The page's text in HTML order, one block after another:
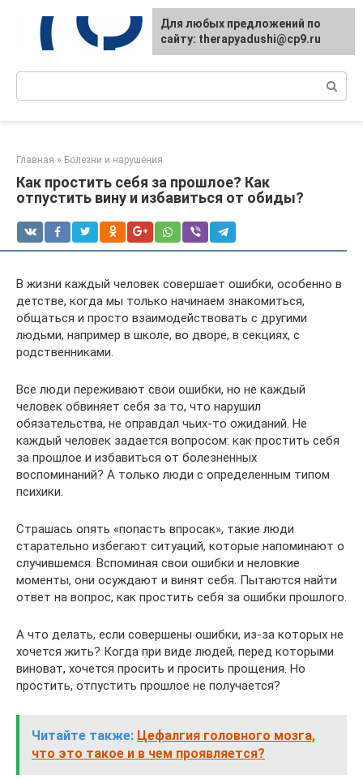
контенту
Главная » Болезни и нарушения
Как простить себя за прошлое? Как
отпустить вину и избавиться от обиды?
В жизни каждый человек совершает ошибки, особенно в
детстве, когда мы только начинаем знакомиться,
общаться и просто взаимодействовать с другими
людьми, например в школе, во дворе, в секциях, с
родственниками.
Все люди переживают свои ошибки, но не каждый
человек обвиняет себя за то, что нарушил
обязательства, не оправдал чьих-то ожиданий. Не
каждый человек задается вопросом: как простить себя
за прошлое и избавиться от болезненных
воспоминаний? А только люди с определенным типом
психики.
Страшась опять «попасть впросак», такие люди
старательно избегают ситуаций, которые напоминают о
случившемся. Вспоминая свои ошибки и неловкие
моменты, они осуждают и винят себя. Пытаются найти
ответ на вопрос, как простить себя за ошибки прошлого.
А что делать, если совершены ошибки, из-за которых не
хочется жить? Когда при виде людей, перед которыми
виноват, хочется просить и просить прощения. Но
простить, отпустить прошлое не получается?
Читайте также: Цефалгия головного мозга,
что это такое и в чем проявляется?
Для любых предложений по
сайту: therapyadushi@cp9.ru